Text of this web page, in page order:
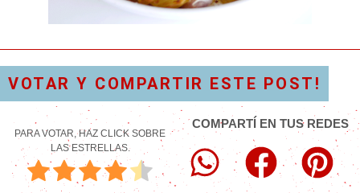
VOTAR Y COMPARTIR ESTE POST!
PARA VOTAR, HAZ CLICK SOBRE
LAS ESTRELLAS.
COMPARTÍ EN TUS REDES